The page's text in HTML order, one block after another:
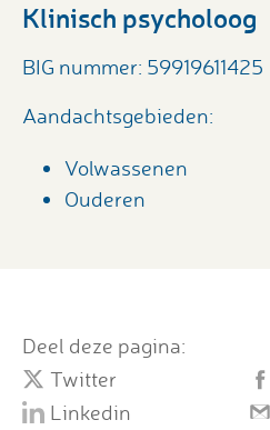
Klinisch psycholoog
BIG nummer: 59919611425
Aandachtsgebieden:
Volwassenen
Ouderen
Deel deze pagina:
Twitter
Linkedin